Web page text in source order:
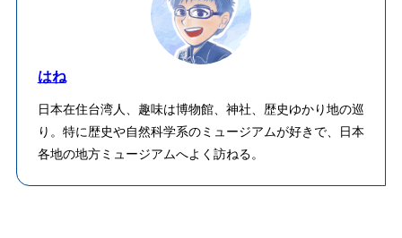
はね
日本在住台湾人、趣味は博物館、神社、歴史ゆかり地の巡
り。特に歴史や自然科学系のミュージアムが好きで、日本
各地の地方ミュージアムへよく訪ねる。